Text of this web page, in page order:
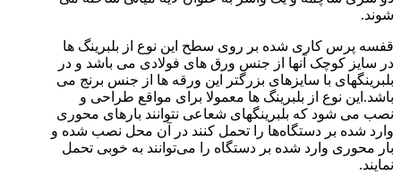
شوند.
قفسه پرس کاری شده بر روی سطح این نوع از بلبرینگ ها
در سایز کوچک آنها از جنس ورق های فولادی می باشد و در
بلبرینگهای با سایزهای بزرگتر این ورقه ها از جنس برنج می
باشد.این نوع از بلبرینگ ها معمولا برای مواقع طراحی و
نصب می شود که بلبرینگهای شعاعی نتوانند بارهای محوری
وارد شده بر دستگاه‌ها را تحمل کنند در آن محل نصب شده و
بار محوری وارد شده بر دستگاه را می‌توانند به خوبی تحمل
نمایند.